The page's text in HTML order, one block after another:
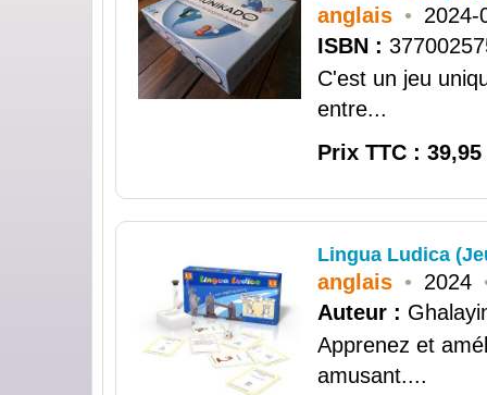
anglais • 2024-
ISBN :
C'est un jeu
entre...
Prix TTC : 39,95
Lingua Ludica
anglais • 2024
Auteur :
Apprenez et
amusant....